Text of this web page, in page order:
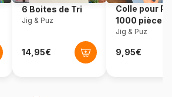
6 Boites de Tri
Jig & Puz
Colle pour
1000 pièces
Jig & Puz